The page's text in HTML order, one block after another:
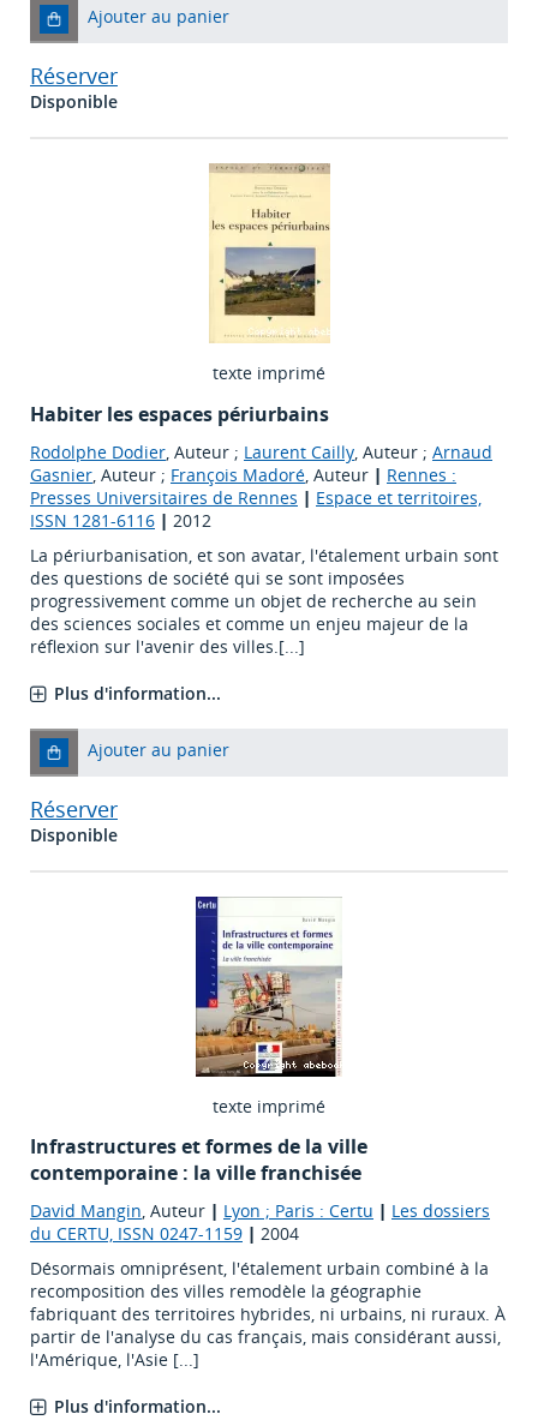
Ajouter au panier
Réserver
Disponible
texte imprimé
Habiter les espaces périurbains
Rodolphe Dodier, Auteur ; Laurent Cailly, Auteur ; Arnaud
Gasnier, Auteur ; François Madoré, Auteur | Rennes :
Presses Universitaires de Rennes | Espace et territoires,
ISSN 1281-6116 | 2012
La périurbanisation, et son avatar, l'étalement urbain sont
des questions de société qui se sont imposées
progressivement comme un objet de recherche au sein
des sciences sociales et comme un enjeu majeur de la
réflexion sur l'avenir des villes.[...]
Plus d'information...
Ajouter au panier
Réserver
Disponible
texte imprimé
Infrastructures et formes de la ville
contemporaine : la ville franchisée
David Mangin, Auteur | Lyon ; Paris : Certu | Les dossiers
du CERTU, ISSN 0247-1159 | 2004
Désormais omniprésent, l'étalement urbain combiné à la
recomposition des villes remodèle la géographie
fabriquant des territoires hybrides, ni urbains, ni ruraux. À
partir de l'analyse du cas français, mais considérant aussi,
l'Amérique, l'Asie [...]
Plus d'information...